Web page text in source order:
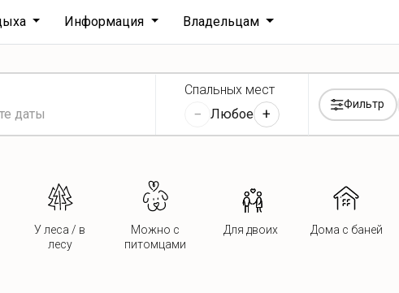
Информация Владельцам
Спальных мест
− Любое +
Фильтр
У леса / в
лесу
Можно с
питомцами
Для двоих Дома с баней